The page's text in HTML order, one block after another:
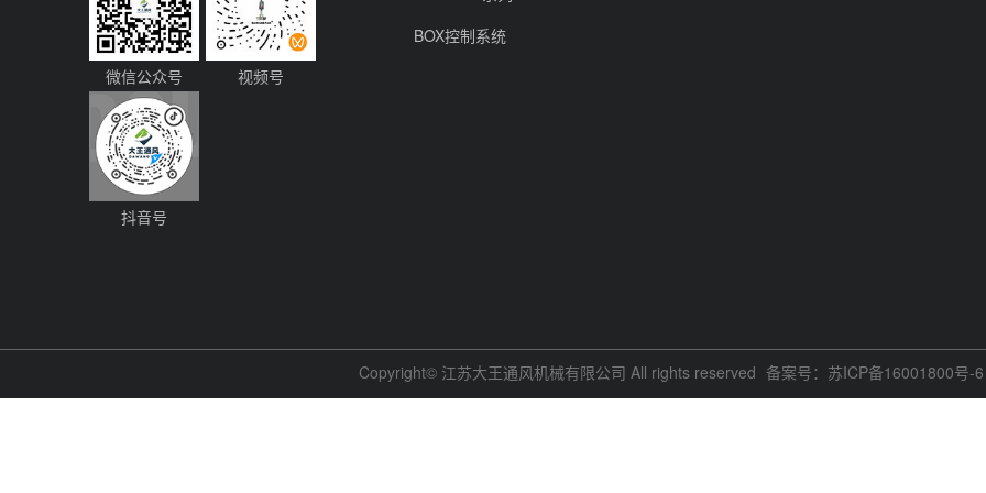
微信公众号 视频号
抖音号
BOX控制系统
Copyright© 江苏大王通风机械有限公司 All rights reserved 备案号：苏ICP备16001800号-6